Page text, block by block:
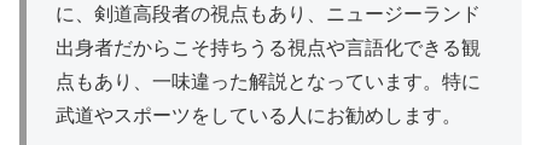
に、剣道高段者の視点もあり、ニュージーランド
出身者だからこそ持ちうる視点や言語化できる観
点もあり、一味違った解説となっています。特に
武道やスポーツをしている人にお勧めします。